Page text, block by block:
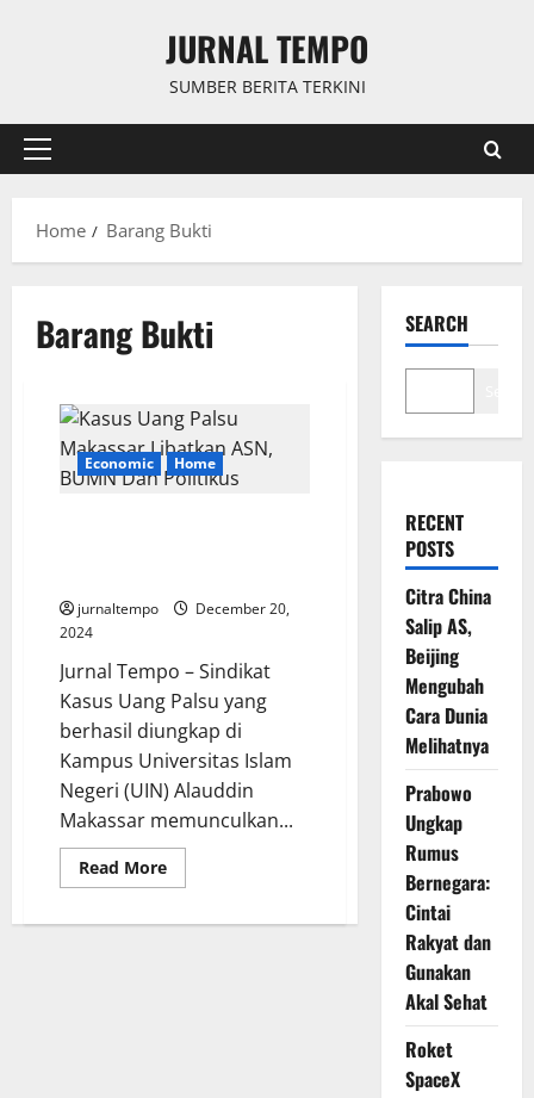
JURNAL TEMPO
SUMBER BERITA TERKINI
Primary
Home
Barang Bukti
Barang Bukti
Economic Home
jurnaltempo
December 20,
2024
Jurnal Tempo – Sindikat
Kasus Uang Palsu yang
berhasil diungkap di
Kampus Universitas Islam
Negeri (UIN) Alauddin
Makassar memunculkan...
Read MoreRead
more
Uang
SEARCH
RECENT
POSTS
Citra China
Salip AS,
Beijing
Mengubah
Cara Dunia
Melihatnya
Prabowo
Ungkap
Rumus
Bernegara:
Cintai
Rakyat dan
Gunakan
Akal Sehat
Roket
SpaceX